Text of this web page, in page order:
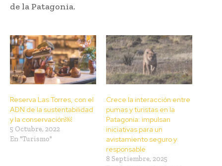
de la Patagonia.
Reserva Las Torres, con el
ADN de la sustentabilidad
y la conservación￼
5 Octubre, 2022
En "Turismo"
Crece la interacción entre
pumas y turistas en la
Patagonia: impulsan
iniciativas para un
avistamiento seguro y
responsable
8 Septiembre, 2025